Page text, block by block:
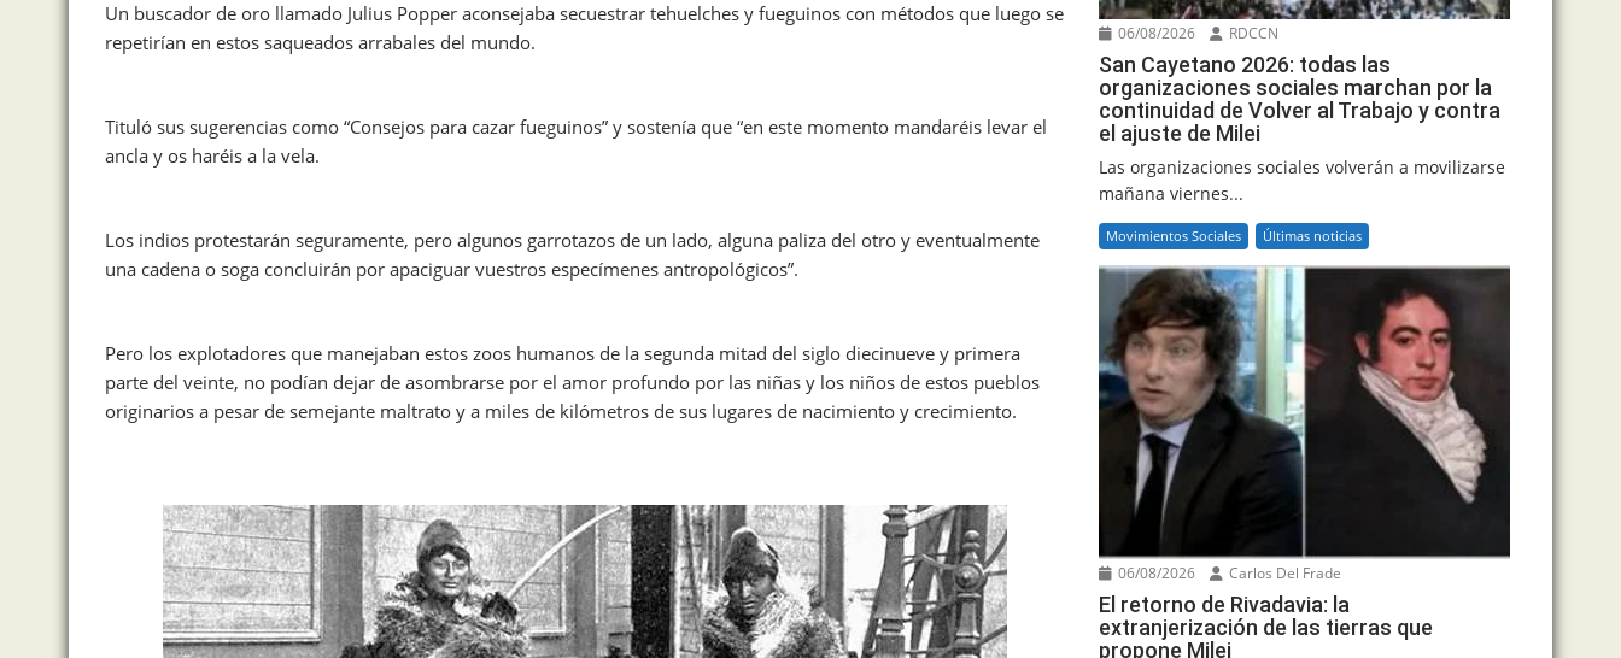
Un buscador de oro llamado Julius Popper aconsejaba secuestrar tehuelches y fueguinos con métodos que luego se
repetirían en estos saqueados arrabales del mundo.
Tituló sus sugerencias como “Consejos para cazar fueguinos” y sostenía que “en este momento mandaréis levar el
ancla y os haréis a la vela.
Los indios protestarán seguramente, pero algunos garrotazos de un lado, alguna paliza del otro y eventualmente
una cadena o soga concluirán por apaciguar vuestros especímenes antropológicos”.
Pero los explotadores que manejaban estos zoos humanos de la segunda mitad del siglo diecinueve y primera
parte del veinte, no podían dejar de asombrarse por el amor profundo por las niñas y los niños de estos pueblos
originarios a pesar de semejante maltrato y a miles de kilómetros de sus lugares de nacimiento y crecimiento.
06/08/2026 RDCCN
San Cayetano 2026: todas las
organizaciones sociales marchan por la
continuidad de Volver al Trabajo y contra
el ajuste de Milei
Las organizaciones sociales volverán a movilizarse
mañana viernes...
Movimientos Sociales Últimas noticias
06/08/2026 Carlos Del Frade
El retorno de Rivadavia: la
extranjerización de las tierras que
propone Milei